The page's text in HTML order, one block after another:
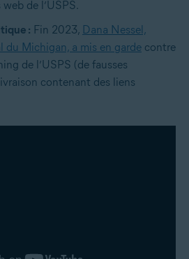
de l’USPS.
: Fin 2023, Dana Nessel,
du Michigan, a mis en garde contre
de l’USPS (de fausses
contenant des liens